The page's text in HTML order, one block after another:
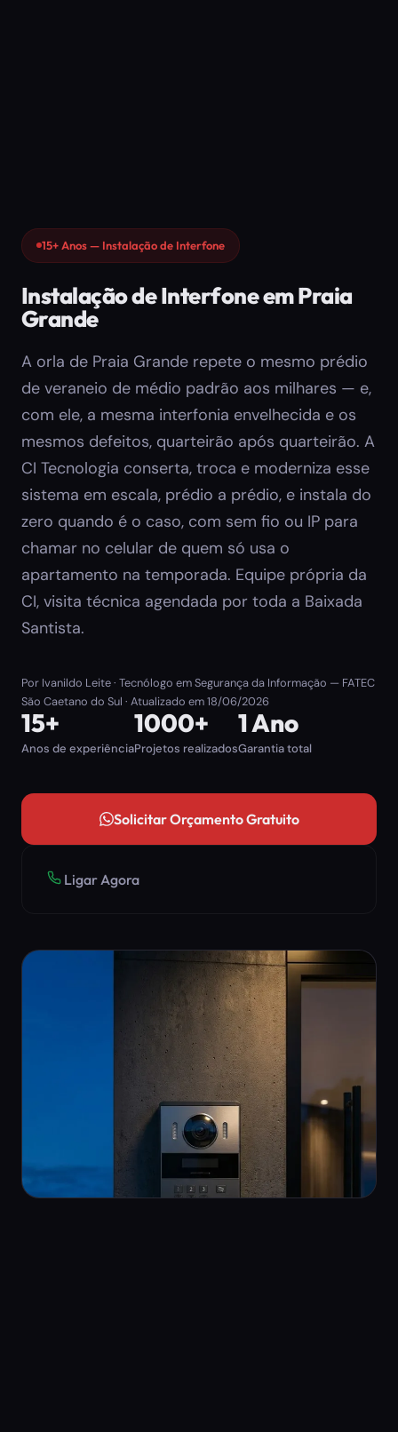
15+ Anos — Instalação de Interfone
Instalação de Interfone em Praia
Grande
A orla de Praia Grande repete o mesmo prédio
de veraneio de médio padrão aos milhares — e,
com ele, a mesma interfonia envelhecida e os
mesmos defeitos, quarteirão após quarteirão. A
CI Tecnologia conserta, troca e moderniza esse
sistema em escala, prédio a prédio, e instala do
zero quando é o caso, com sem fio ou IP para
chamar no celular de quem só usa o
apartamento na temporada. Equipe própria da
CI, visita técnica agendada por toda a Baixada
Santista.
Por Ivanildo Leite· Tecnólogo em Segurança da Informação — FATEC
São Caetano do Sul · Atualizado em18/06/2026
15+
Anos de experiência
1000+
Projetos realizados
1 Ano
Garantia total
Solicitar Orçamento Gratuito
Ligar Agora